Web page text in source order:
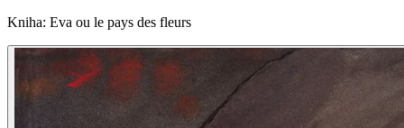
Kniha: Eva ou le pays des fleurs